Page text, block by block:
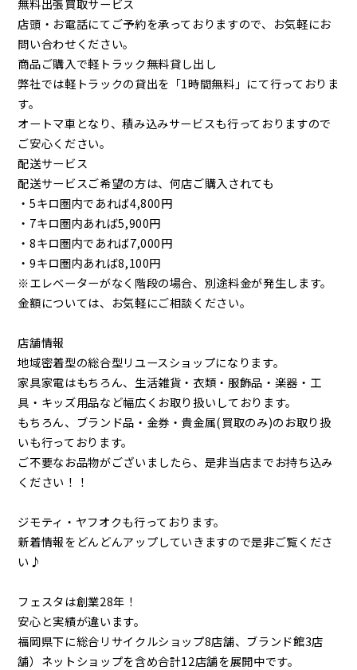
店頭・お電話にてご予約を承っておりますので、お気軽にお
問い合わせください。
商品ご購入で軽トラック無料貸し出し
弊社では軽トラックの貸出を「1時間無料」にて行っておりま
す。
オートマ車となり、積み込みサービスも行っておりますので
ご安心ください。
配送サービス
配送サービスご希望の方は、何店ご購入されても
・5キロ圏内であれば4,800円
・7キロ圏内あれば5,900円
・8キロ圏内であれば7,000円
・9キロ圏内あれば8,100円
※エレベーターがなく階段の場合、別途料金が発生します。
金額については、お気軽にご相談ください。
店舗情報
地域密着型の総合型リユースショップになります。
家具家電はもちろん、生活雑貨・衣類・服飾品・楽器・工
具・キッズ用品など幅広くお取り扱いしております。
もちろん、ブランド品・金券・貴金属(買取のみ)のお取り扱
いも行っております。
ご不要なお品物がございましたら、是非当店までお持ち込み
ください！！
ジモティ・ヤフオクも行っております。
新着情報をどんどんアップしていきますので是非ご覧くださ
い♪
フェスタは創業28年！
安心と実績が違います。
福岡県下に総合リサイクルショップ8店舗、ブランド館3店
舗）ネットショップを含め合計12店舗を展開中です。